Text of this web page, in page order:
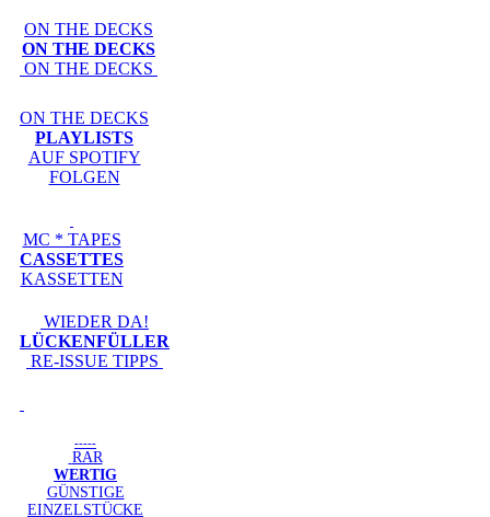
ON THE DECKS
ON THE DECKS
ON THE DECKS
ON THE DECKS
PLAYLISTS
AUF SPOTIFY
FOLGEN
MC * TAPES
CASSETTES
KASSETTEN
WIEDER DA!
LÜCKENFÜLLER
RE-ISSUE TIPPS
-----
RAR
WERTIG
GÜNSTIGE
EINZELSTÜCKE